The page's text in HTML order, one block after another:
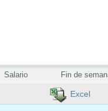
Excel
Salario Fin de